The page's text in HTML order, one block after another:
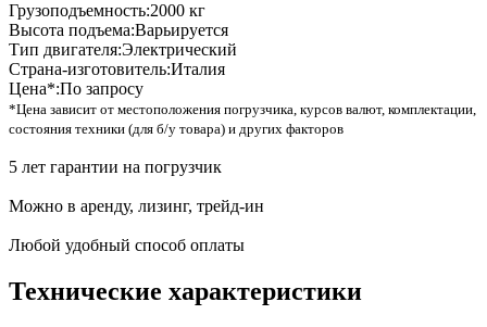
Грузоподъемность:2000 кг
Высота подъема:Варьируется
Тип двигателя:Электрический
Страна-изготовитель:Италия
Цена*:По запросу
*Цена зависит от местоположения погрузчика, курсов валют, комплектации,
состояния техники (для б/у товара) и других факторов
5 лет гарантии на погрузчик
Можно в аренду, лизинг, трейд-ин
Любой удобный способ оплаты
Технические характеристики